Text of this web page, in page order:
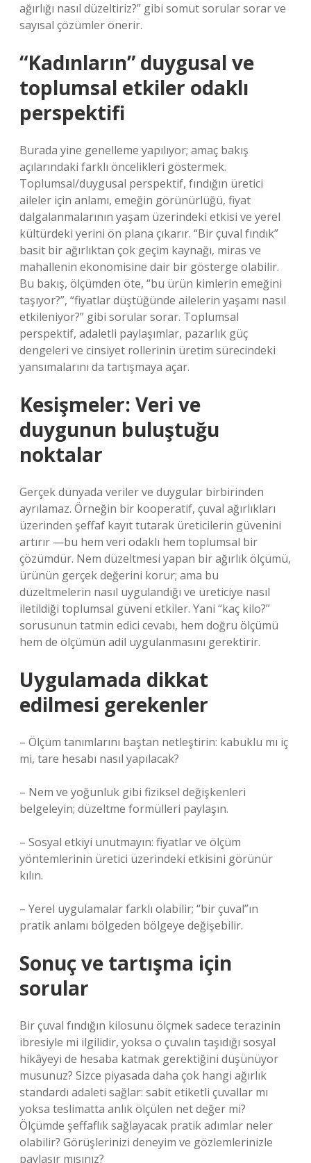
ağırlığı nasıl düzeltiriz?” gibi somut sorular sorar ve
sayısal çözümler önerir.
“Kadınların” duygusal ve
toplumsal etkiler odaklı
perspektifi
Burada yine genelleme yapılıyor; amaç bakış
açılarındaki farklı öncelikleri göstermek.
Toplumsal/duygusal perspektif, fındığın üretici
aileler için anlamı, emeğin görünürlüğü, fiyat
dalgalanmalarının yaşam üzerindeki etkisi ve yerel
kültürdeki yerini ön plana çıkarır. “Bir çuval fındık”
basit bir ağırlıktan çok geçim kaynağı, miras ve
mahallenin ekonomisine dair bir gösterge olabilir.
Bu bakış, ölçümden öte, “bu ürün kimlerin emeğini
taşıyor?”, “fiyatlar düştüğünde ailelerin yaşamı nasıl
etkileniyor?” gibi sorular sorar. Toplumsal
perspektif, adaletli paylaşımlar, pazarlık güç
dengeleri ve cinsiyet rollerinin üretim sürecindeki
yansımalarını da tartışmaya açar.
Kesişmeler: Veri ve
duygunun buluştuğu
noktalar
Gerçek dünyada veriler ve duygular birbirinden
ayrılamaz. Örneğin bir kooperatif, çuval ağırlıkları
üzerinden şeffaf kayıt tutarak üreticilerin güvenini
artırır —bu hem veri odaklı hem toplumsal bir
çözümdür. Nem düzeltmesi yapan bir ağırlık ölçümü,
ürünün gerçek değerini korur; ama bu
düzeltmelerin nasıl uygulandığı ve üreticiye nasıl
iletildiği toplumsal güveni etkiler. Yani “kaç kilo?”
sorusunun tatmin edici cevabı, hem doğru ölçümü
hem de ölçümün adil uygulanmasını gerektirir.
Uygulamada dikkat
edilmesi gerekenler
– Ölçüm tanımlarını baştan netleştirin: kabuklu mı iç
mi, tare hesabı nasıl yapılacak?
– Nem ve yoğunluk gibi fiziksel değişkenleri
belgeleyin; düzeltme formülleri paylaşın.
– Sosyal etkiyi unutmayın: fiyatlar ve ölçüm
yöntemlerinin üretici üzerindeki etkisini görünür
kılın.
– Yerel uygulamalar farklı olabilir; “bir çuval”ın
pratik anlamı bölgeden bölgeye değişebilir.
Sonuç ve tartışma için
sorular
Bir çuval fındığın kilosunu ölçmek sadece terazinin
ibresiyle mi ilgilidir, yoksa o çuvalın taşıdığı sosyal
hikâyeyi de hesaba katmak gerektiğini düşünüyor
musunuz? Sizce piyasada daha çok hangi ağırlık
standardı adaleti sağlar: sabit etiketli çuvallar mı
yoksa teslimatta anlık ölçülen net değer mi?
Ölçümde şeffaflık sağlayacak pratik adımlar neler
olabilir? Görüşlerinizi deneyim ve gözlemlerinizle
paylaşır mısınız?